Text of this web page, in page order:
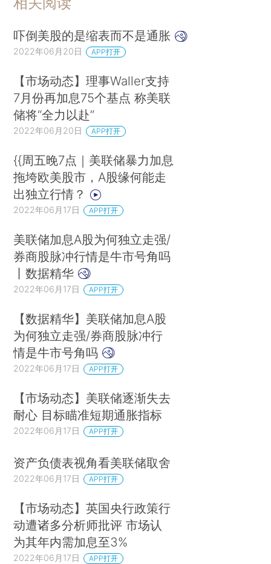
吓倒美股的是缩表而不是通胀
2022年06月20日 APP打开
【市场动态】理事Waller支持
7月份再加息75个基点 称美联
储将“全力以赴”
2022年06月20日 APP打开
{{周五晚7点｜美联储暴力加息
拖垮欧美股市，A股缘何能走
出独立行情？
2022年06月17日 APP打开
美联储加息A股为何独立走强/
券商股脉冲行情是牛市号角吗
丨数据精华
2022年06月17日 APP打开
【数据精华】美联储加息A股
为何独立走强/券商股脉冲行
情是牛市号角吗
2022年06月17日 APP打开
【市场动态】美联储逐渐失去
耐心 目标瞄准短期通胀指标
2022年06月17日 APP打开
资产负债表视角看美联储取舍
2022年06月17日 APP打开
【市场动态】英国央行政策行
动遭诸多分析师批评 市场认
为其年内需加息至3%
2022年06月17日 APP打开